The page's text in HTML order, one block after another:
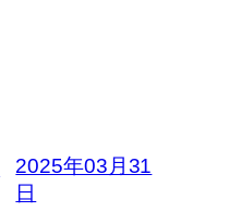
2025年03月31
日